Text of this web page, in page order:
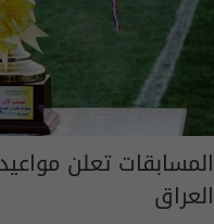
المسابقات تعلن
العراق